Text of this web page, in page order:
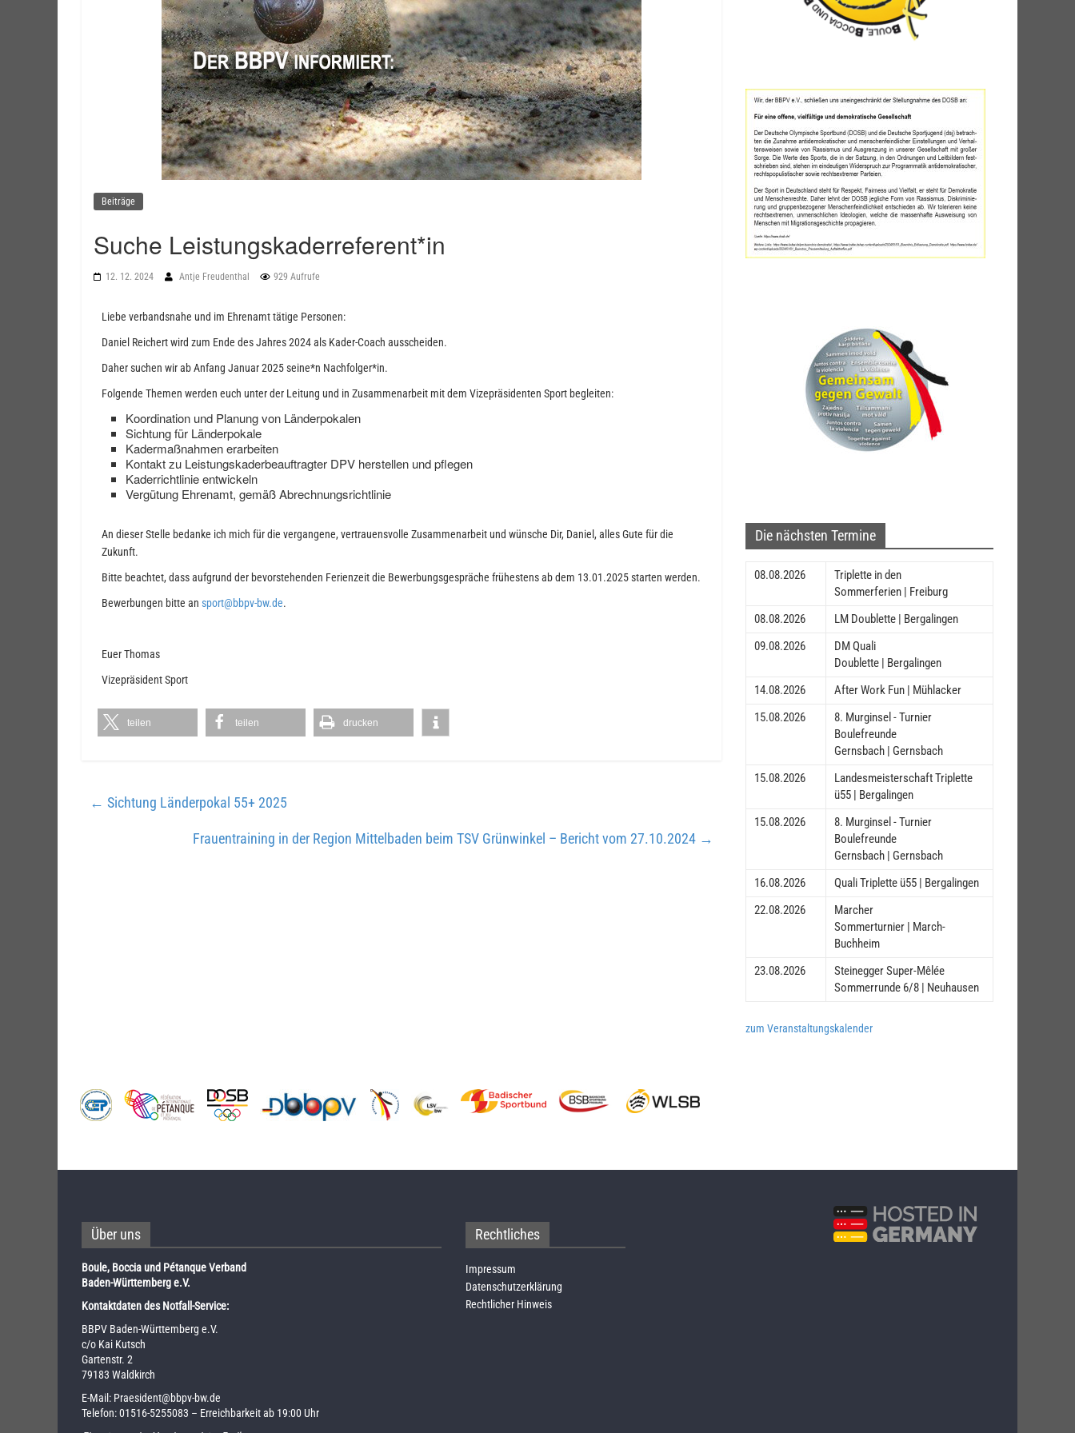
Beiträge
Suche Leistungskaderreferent*in
12. 12. 2024 Antje Freudenthal 929 Aufrufe
Liebe verbandsnahe und im Ehrenamt tätige Personen:
Daniel Reichert wird zum Ende des Jahres 2024 als Kader-Coach ausscheiden.
Daher suchen wir ab Anfang Januar 2025 seine*n Nachfolger*in.
Folgende Themen werden euch unter der Leitung und in Zusammenarbeit mit dem Vizepräsidenten Sport begleiten:
Koordination und Planung von Länderpokalen
Sichtung für Länderpokale
Kadermaßnahmen erarbeiten
Kontakt zu Leistungskaderbeauftragter DPV herstellen und pflegen
Kaderrichtlinie entwickeln
Vergütung Ehrenamt, gemäß Abrechnungsrichtlinie
An dieser Stelle bedanke ich mich für die vergangene, vertrauensvolle Zusammenarbeit und wünsche Dir, Daniel, alles Gute für die
Zukunft.
Bitte beachtet, dass aufgrund der bevorstehenden Ferienzeit die Bewerbungsgespräche frühestens ab dem 13.01.2025 starten werden.
Bewerbungen bitte an sport@bbpv-bw.de.
Euer Thomas
Vizepräsident Sport
teilen teilen drucken
← Sichtung Länderpokal 55+ 2025
Frauentraining in der Region Mittelbaden beim TSV Grünwinkel – Bericht vom 27.10.2024 →
Die nächsten Termine
08.08.2026
Triplette in den
Sommerferien | Freiburg
08.08.2026
LM Doublette | Bergalingen
09.08.2026
DM Quali
Doublette | Bergalingen
14.08.2026
After Work Fun | Mühlacker
15.08.2026
8. Murginsel - Turnier
Boulefreunde
Gernsbach | Gernsbach
15.08.2026
Landesmeisterschaft Triplette
ü55 | Bergalingen
15.08.2026
8. Murginsel - Turnier
Boulefreunde
Gernsbach | Gernsbach
16.08.2026
Quali Triplette ü55 | Bergalingen
22.08.2026
Marcher
Sommerturnier | March-
Buchheim
23.08.2026
Steinegger Super-Mêlée
Sommerrunde 6/8 | Neuhausen
zum Veranstaltungskalender
Über uns
Boule, Boccia und Pétanque Verband
Baden-Württemberg e.V.
Kontaktdaten des Notfall-Service:
BBPV Baden-Württemberg e.V.
c/o Kai Kutsch
Gartenstr. 2
79183 Waldkirch
E-Mail: Praesident@bbpv-bw.de
Telefon:01516-5255083 – Erreichbarkeit ab 19:00 Uhr
Rechtliches
Impressum
Datenschutzerklärung
Rechtlicher Hinweis